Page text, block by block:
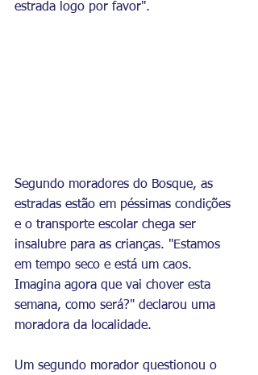
estrada logo por favor".
Segundo moradores do Bosque, as
estradas estão em péssimas condições
e o transporte escolar chega ser
insalubre para as crianças. "Estamos
em tempo seco e está um caos.
Imagina agora que vai chover esta
semana, como será?" declarou uma
moradora da localidade.
Um segundo morador questionou o